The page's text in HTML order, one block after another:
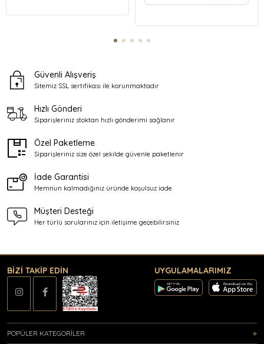
Güvenli Alışveriş
Sitemiz SSL sertifikası ile korunmaktadır
Hızlı Gönderi
Siparişleriniz stoktan hızlı gönderimi sağlanır
Özel Paketleme
Siparişleriniz size özel şekilde güvenle paketlenir
İade Garantisi
Memnun kalmadığınız üründe koşulsuz iade
Müşteri Desteği
Her türlü sorularınız için iletişime geçebilirsiniz
BİZİ TAKİP EDİN UYGULAMALARIMIZ
POPÜLER KATEGORİLER